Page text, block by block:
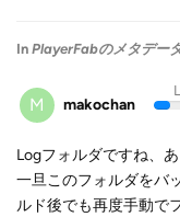
In PlayerFabのメタデー
M makochan
Logフォルダですね、
一旦このフォルダをバ
ルド後でも再度手動で